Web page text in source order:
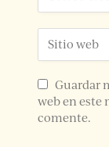
Guardar
web en este
comente.